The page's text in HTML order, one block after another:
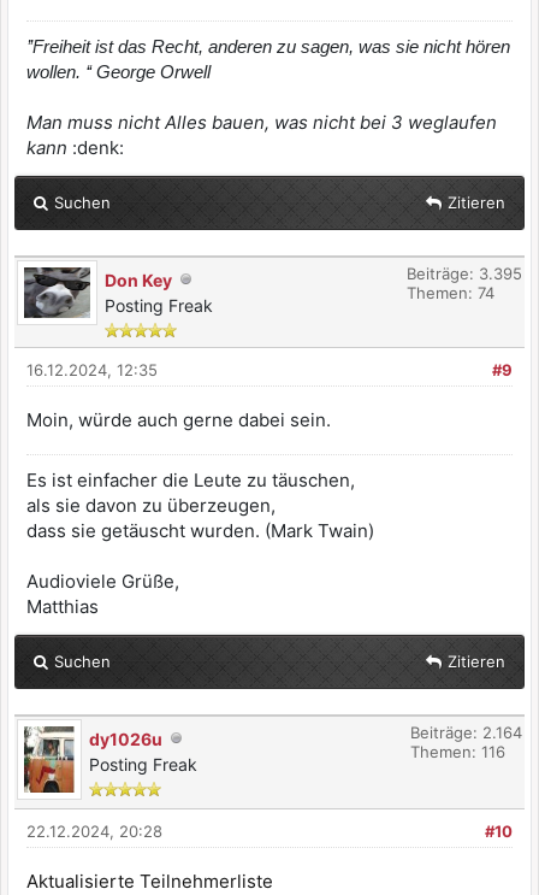
’’Freiheit ist das Recht, anderen zu sagen, was sie nicht hören
wollen. ‘‘ George Orwell
Man muss nicht Alles bauen, was nicht bei 3 weglaufen
kann :denk:
Suchen Zitieren
Don Key
Posting Freak
Beiträge: 3.395
Themen: 74
#9
16.12.2024, 12:35
Moin, würde auch gerne dabei sein.
Es ist einfacher die Leute zu täuschen,
als sie davon zu überzeugen,
dass sie getäuscht wurden. (Mark Twain)
Audioviele Grüße,
Matthias
Suchen Zitieren
dy1026u
Posting Freak
Beiträge: 2.164
Themen: 116
#10
22.12.2024, 20:28
Aktualisierte Teilnehmerliste